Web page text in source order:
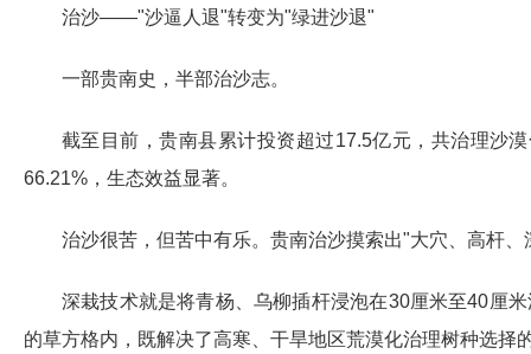
治沙——"沙逼人退"转变为"绿进沙退"
一部贵南史，半部治沙志。
截至目前，贵南县累计投资超过17.5亿元，共治理沙
66.21%，生态效益显著。
治沙很苦，但苦中有乐。贵南治沙摸索出"大穴、高杆
深栽技术就是将青杨、乌柳插杆浸泡在30厘米至40厘
的草方格内，既解决了高寒、干旱地区荒漠化治理树种选择